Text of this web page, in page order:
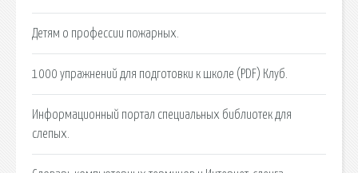
Детям о профессии пожарных.
1000 упражнений для подготовки к школе (PDF) Клуб.
Информационный портал специальных библиотек для
слепых.